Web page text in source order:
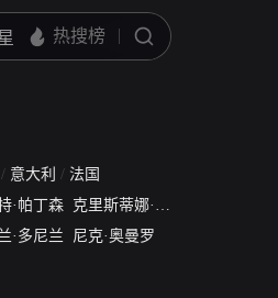
/ 意大利 / 法国
·帕丁森 克里斯蒂娜·里奇
·多尼兰 尼克·奥曼罗